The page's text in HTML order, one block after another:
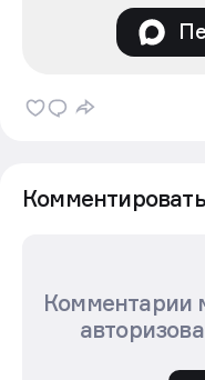
Комментировать
Комментарии